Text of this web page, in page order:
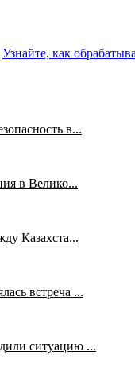
Узнайте, как
в...
в Велико...
Казахста...
встреча ...
ситуацию ...